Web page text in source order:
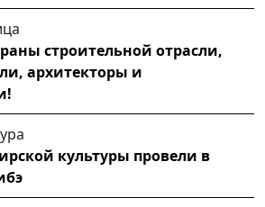
строительной отрасли,
архитекторы и
культуры провели в